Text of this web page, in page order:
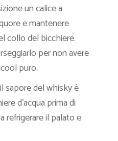
un calice a
e mantenere
collo del bicchiere.
per non avere
puro.
sapore del whisky è
d’acqua prima di
refrigerare il palato e